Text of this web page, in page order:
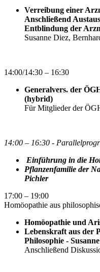
Verreibung einer
Anschließend
Entblindung der
Susanne Diez,
14:00/14:30 – 16:30
Generalvers. der
(hybrid)
Für Mitglieder der
14:00 – 16:30 -
Einführung in die
Pflanzenfamilie der
Pichler
17:00 – 19:00
Homöopathie aus
Homöopathie und
Lebenskraft aus der
Philosophie -
Anschließend